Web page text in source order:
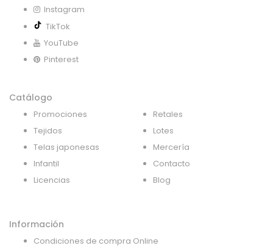
Instagram
TikTok
YouTube
Pinterest
Catálogo
Promociones
Tejidos
Telas japonesas
Infantil
Licencias
Retales
Lotes
Mercería
Contacto
Blog
Información
Condiciones de compra Online